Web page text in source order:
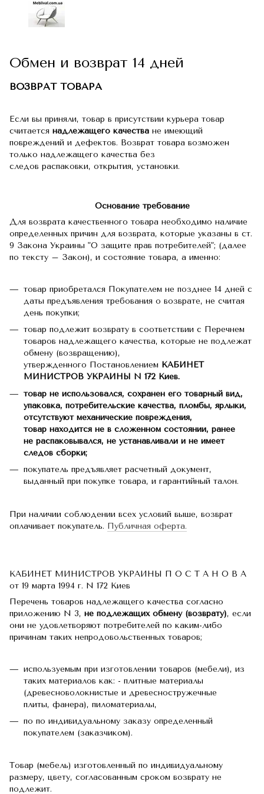
Обмен и возврат 14 дней
ВОЗВРАТ ТОВАРА
Если вы приняли, товар в присутствии курьера товар
считается надлежащего качества не имеющий
повреждений и дефектов. Возврат товара возможен
только надлежащего качества без
следов распаковки, открытия, установки.
Основание требование
Для возврата качественного товара необходимо наличие
определенных причин для возврата, которые указаны в ст.
9 Закона Украины "О защите прав потребителей"; (далее
по тексту – Закон), и состояние товара, а именно:
товар приобретался Покупателем не позднее 14 дней с
даты предъявления требования о возврате, не считая
день покупки;
товар подлежит возврату в соответствии с Перечнем
товаров надлежащего качества, которые не подлежат
обмену (возвращению),
утвержденного Постановлением КАБИНЕТ
МИНИСТРОВ УКРАИНЫ N 172 Киев.
товар не использовался, сохранен его товарный вид,
упаковка, потребительские качества, пломбы, ярлыки,
отсутствуют механические повреждения,
товар находится не в сложенном состоянии, ранее
не распаковывался, не устанавливали и не имеет
следов сборки;
покупатель предъявляет расчетный документ,
выданный при покупке товара, и гарантийный талон.
При наличии соблюдении всех условий выше, возврат
оплачивает покупатель. Публичная оферта.
КАБИНЕТ МИНИСТРОВ УКРАИНЫ П О С Т А Н О В А
от 19 марта 1994 г. N 172 Киев
Перечень товаров надлежащего качества согласно
приложению N 3, не подлежащих обмену (возврату), если
они не удовлетворяют потребителей по каким-либо
причинам таких непродовольственных товаров;
используемым при изготовлении товаров (мебели), из
таких материалов как: - плитные материалы
(древесноволокнистые и древесностружечные
плиты, фанера), пиломатериалы,
по по индивидуальному заказу определенный
покупателем (заказчиком).
Товар (мебель) изготовленный по индивидуальному
размеру, цвету, согласованным сроком возврату не
подлежит.